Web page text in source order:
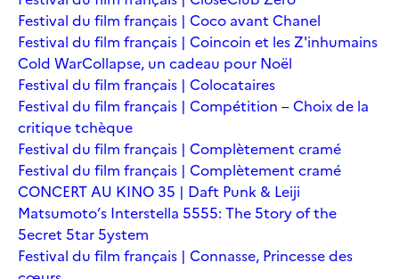
Festival du film français | Coco avant Chanel
Festival du film français | Coincoin et les Z'inhumains
Cold WarCollapse, un cadeau pour Noël
Festival du film français | Colocataires
Festival du film français | Compétition – Choix de la
critique tchèque
Festival du film français | Complètement cramé
Festival du film français | Complètement cramé
CONCERT AU KINO 35 | Daft Punk & Leiji
Matsumoto’s Interstella 5555: The 5tory of the
5ecret 5tar 5ystem
Festival du film français | Connasse, Princesse des